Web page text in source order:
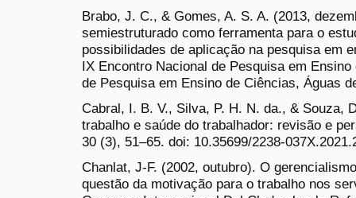
Brabo, J. C., & Gomes, A. S. A. (2013,
semiestruturado como ferramenta para o
possibilidades de aplicação na pesquisa em
IX Encontro Nacional de Pesquisa em
de Pesquisa em Ensino de Ciências, Águas
Cabral, I. B. V., Silva, P. H. N. da., & Souza,
trabalho e saúde do trabalhador: revisão e
30 (3), 51–65. doi: 10.35699/2238-
Chanlat, J-F. (2002, outubro). O
questão da motivação para o trabalho nos